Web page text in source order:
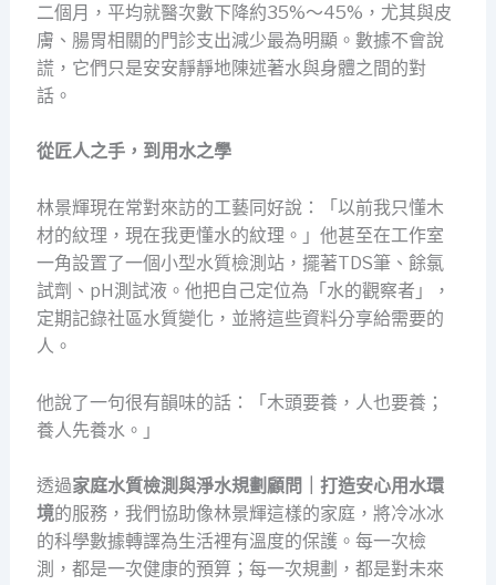
二個月，平均就醫次數下降約35%～45%，尤其與皮
膚、腸胃相關的門診支出減少最為明顯。數據不會說
謊，它們只是安安靜靜地陳述著水與身體之間的對
話。
從匠人之手，到用水之學
林景輝現在常對來訪的工藝同好說：「以前我只懂木
材的紋理，現在我更懂水的紋理。」他甚至在工作室
一角設置了一個小型水質檢測站，擺著TDS筆、餘氯
試劑、pH測試液。他把自己定位為「水的觀察者」，
定期記錄社區水質變化，並將這些資料分享給需要的
人。
他說了一句很有韻味的話：「木頭要養，人也要養；
養人先養水。」
透過家庭水質檢測與淨水規劃顧問｜打造安心用水環
境的服務，我們協助像林景輝這樣的家庭，將冷冰冰
的科學數據轉譯為生活裡有溫度的保護。每一次檢
測，都是一次健康的預算；每一次規劃，都是對未來